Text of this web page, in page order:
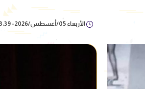
الأربعاء 05/أغسطس/2026 - 03:39 م